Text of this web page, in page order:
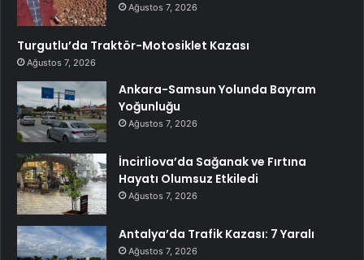
Ağustos 7, 2026
Turgutlu’da Traktör-Motosiklet Kazası
Ağustos 7, 2026
Ankara-Samsun Yolunda Bayram
Yoğunluğu
Ağustos 7, 2026
İncirliova’da Sağanak ve Fırtına
Hayatı Olumsuz Etkiledi
Ağustos 7, 2026
Antalya’da Trafik Kazası: 7 Yaralı
Ağustos 7, 2026